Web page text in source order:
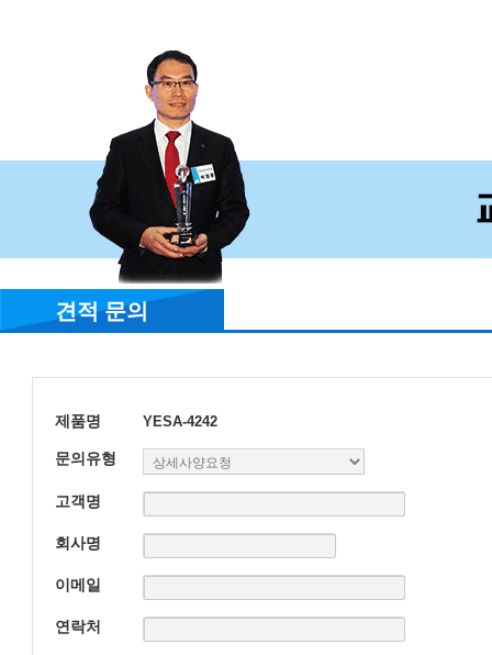
견적 문의
제품명 YESA-4242
문의유형
고객명
회사명
이메일
연락처